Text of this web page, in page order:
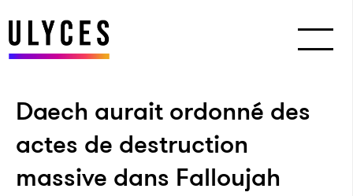
Daech aurait ordonné des
actes de destruction
massive dans Falloujah